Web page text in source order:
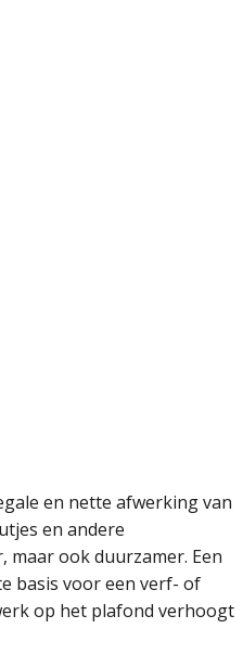
en nette afwerking van
en andere
ook duurzamer. Een
basis voor een verf- of
op het plafond verhoogt